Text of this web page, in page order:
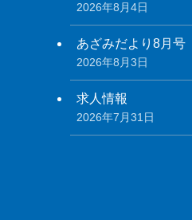
2026年8月4日
あざみだより8月号
2026年8月3日
求人情報
2026年7月31日